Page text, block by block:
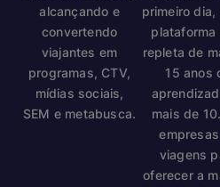
alcançando e
convertendo
viajantes em
programas, CTV,
mídias sociais,
SEM e metabusca.
primeiro dia,
plataforma
repleta de
15 anos
mais de
viagens
oferecer a